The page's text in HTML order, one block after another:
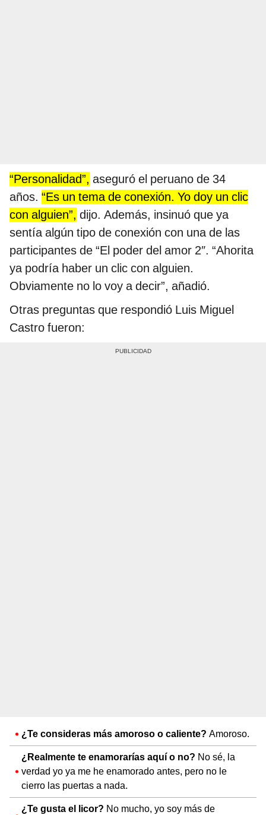
“Personalidad”, aseguró el peruano de 34
años. “Es un tema de conexión. Yo doy un clic
con alguien”, dijo. Además, insinuó que ya
sentía algún tipo de conexión con una de las
participantes de “El poder del amor 2″. “Ahorita
ya podría haber un clic con alguien.
Obviamente no lo voy a decir”, añadió.
Otras preguntas que respondió Luis Miguel
Castro fueron:
¿Te consideras más amoroso o caliente? Amoroso.
¿Realmente te enamorarías aquí o no? No sé, la
verdad yo ya me he enamorado antes, pero no le
cierro las puertas a nada.
¿Te gusta el licor? No mucho, yo soy más de